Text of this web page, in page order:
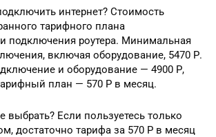
интернет? Стоимость
тарифного плана
подключения роутера. Минимальная
включая оборудование, 5470 Р.
и оборудование — 4900 Р,
план — 570 Р в месяц.
выбрать? Если пользуетесь только
достаточно тарифа за 570 Р в месяц